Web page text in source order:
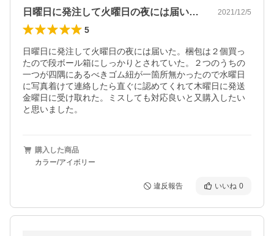
日曜日に発注して火曜日の夜には届いた。… 2021/12/5
5
日曜日に発注して火曜日の夜には届いた。梱包は２個買っ
たので段ボール箱にしっかりとされていた。２つのうちの
一つが四隅にあるべきゴム紐が一箇所無かったので水曜日
に写真着けて連絡したら直ぐに認めてくれて木曜日に発送
金曜日に受け取れた。ミスしても対応良いと又購入したい
と思いました。
購入した商品
カラー/アイボリー
違反報告 いいね 0